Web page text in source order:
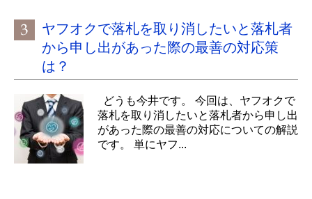
ヤフオクで落札を取り消したいと落札者
から申し出があった際の最善の対応策
は？
どうも今井です。 今回は、ヤフオクで
落札を取り消したいと落札者から申し出
があった際の最善の対応についての解説
です。 単にヤフ...